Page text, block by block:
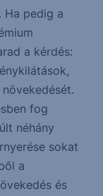
Ha pedig a
a kérdés:
fog
néhány
sokat
a
és